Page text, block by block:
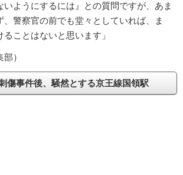
いようにするには』との質問ですが、あま
、警察官の前でも堂々としていれば、ま
ことはないと思います」
）
傷事件後、騒然とする京王線国領駅